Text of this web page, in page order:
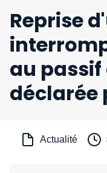
Reprise
au passif
déclarée
Actualité